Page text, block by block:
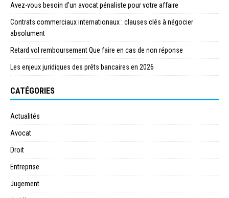
Avez-vous besoin d’un avocat pénaliste pour votre affaire
Contrats commerciaux internationaux : clauses clés à négocier
absolument
Retard vol remboursement Que faire en cas de non réponse
Les enjeux juridiques des prêts bancaires en 2026
CATÉGORIES
Actualités
Avocat
Droit
Entreprise
Jugement